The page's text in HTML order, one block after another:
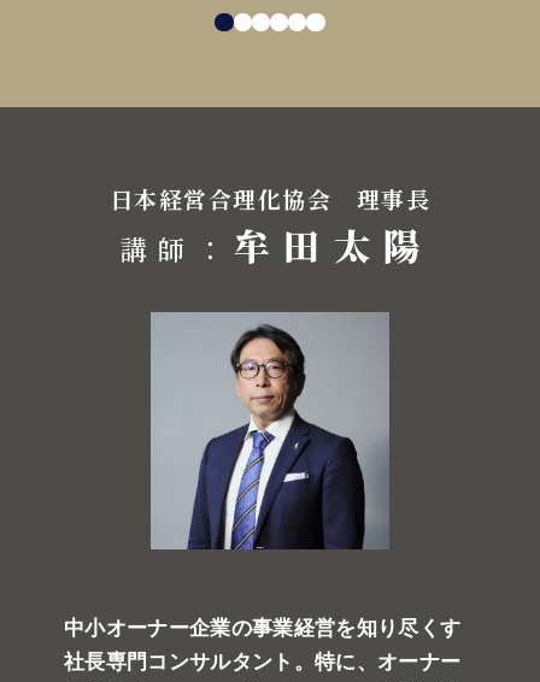
日本経営合理化協会 理事長
講師： 牟田太陽
中小オーナー企業の事業経営を知り尽くす
社長専門コンサルタント。特に、オーナー